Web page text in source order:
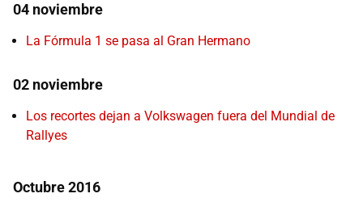
04 noviembre
La Fórmula 1 se pasa al Gran Hermano
02 noviembre
Los recortes dejan a Volkswagen fuera del Mundial de
Rallyes
Octubre 2016